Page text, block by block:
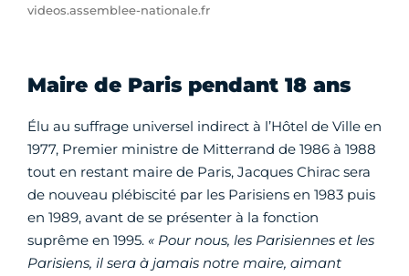
videos.assemblee-nationale.fr
Maire de Paris pendant 18 ans
Élu au suffrage universel indirect à l’Hôtel de Ville en
1977, Premier ministre de Mitterrand de 1986 à 1988
tout en restant maire de Paris, Jacques Chirac sera
de nouveau plébiscité par les Parisiens en 1983 puis
en 1989, avant de se présenter à la fonction
suprême en 1995. « Pour nous, les Parisiennes et les
Parisiens, il sera à jamais notre maire, aimant